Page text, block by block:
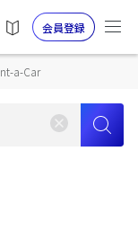
会員登録
a-Car